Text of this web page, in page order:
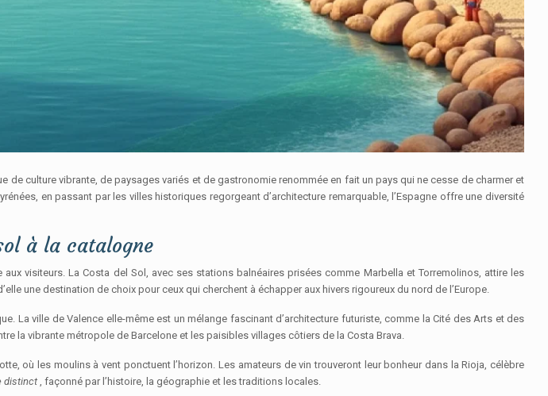
culture vibrante, de paysages variés et de gastronomie renommée en fait un pays qui ne cesse de charmer et
en passant par les villes historiques regorgeant d’architecture remarquable, l’Espagne offre une diversité
à la catalogne
visiteurs. La Costa del Sol, avec ses stations balnéaires prisées comme Marbella et Torremolinos, attire les
une destination de choix pour ceux qui cherchent à échapper aux hivers rigoureux du nord de l’Europe.
La ville de Valence elle-même est un mélange fascinant d’architecture futuriste, comme la Cité des Arts et des
la vibrante métropole de Barcelone et les paisibles villages côtiers de la Costa Brava.
où les moulins à vent ponctuent l’horizon. Les amateurs de vin trouveront leur bonheur dans la Rioja, célèbre
distinct, façonné par l’histoire, la géographie et les traditions locales.